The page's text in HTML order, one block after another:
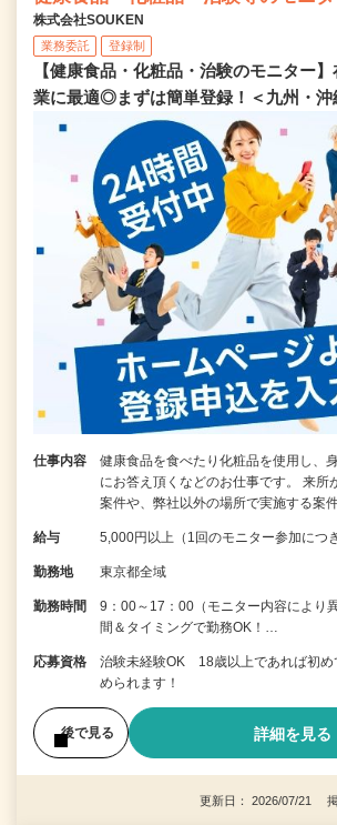
株式会社SOUKEN
業務委託 登録制
【健康食品・化粧品・治験のモニター
業に最適◎まずは簡単登録！＜九州・沖
仕事内容
健康食品を食べたり化粧品を使用し、
にお答え頂くなどのお仕事です。 来所
案件や、弊社以外の場所で実施する案
給与 5,000円以上（1回のモニター参加に
勤務地 東京都全域
勤務時間
9：00～17：00（モニター内容により
間＆タイミングで勤務OK！…
応募資格
治験未経験OK 18歳以上であれば初め
められます！
後で見る 詳細を見る
更新日： 2026/07/21